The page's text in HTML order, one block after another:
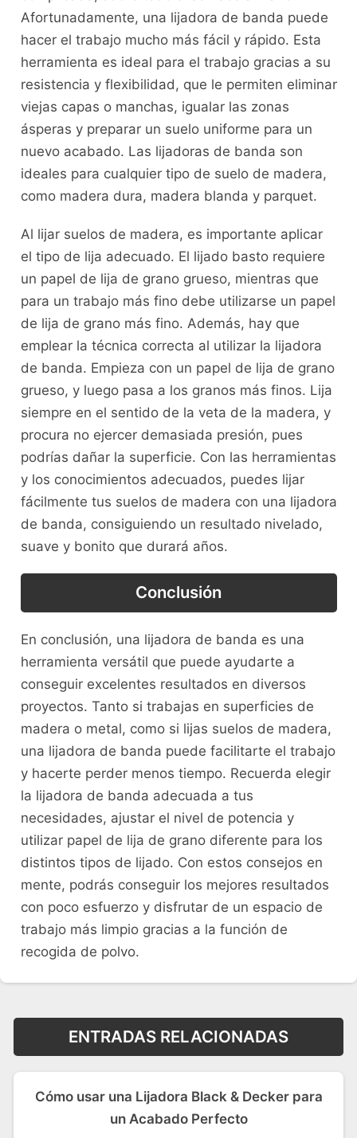
Afortunadamente, una lijadora de banda puede
hacer el trabajo mucho más fácil y rápido. Esta
herramienta es ideal para el trabajo gracias a su
resistencia y flexibilidad, que le permiten eliminar
viejas capas o manchas, igualar las zonas
ásperas y preparar un suelo uniforme para un
nuevo acabado. Las lijadoras de banda son
ideales para cualquier tipo de suelo de madera,
como madera dura, madera blanda y parquet.
Al lijar suelos de madera, es importante aplicar
el tipo de lija adecuado. El lijado basto requiere
un papel de lija de grano grueso, mientras que
para un trabajo más fino debe utilizarse un papel
de lija de grano más fino. Además, hay que
emplear la técnica correcta al utilizar la lijadora
de banda. Empieza con un papel de lija de grano
grueso, y luego pasa a los granos más finos. Lija
siempre en el sentido de la veta de la madera, y
procura no ejercer demasiada presión, pues
podrías dañar la superficie. Con las herramientas
y los conocimientos adecuados, puedes lijar
fácilmente tus suelos de madera con una lijadora
de banda, consiguiendo un resultado nivelado,
suave y bonito que durará años.
Conclusión
En conclusión, una lijadora de banda es una
herramienta versátil que puede ayudarte a
conseguir excelentes resultados en diversos
proyectos. Tanto si trabajas en superficies de
madera o metal, como si lijas suelos de madera,
una lijadora de banda puede facilitarte el trabajo
y hacerte perder menos tiempo. Recuerda elegir
la lijadora de banda adecuada a tus
necesidades, ajustar el nivel de potencia y
utilizar papel de lija de grano diferente para los
distintos tipos de lijado. Con estos consejos en
mente, podrás conseguir los mejores resultados
con poco esfuerzo y disfrutar de un espacio de
trabajo más limpio gracias a la función de
recogida de polvo.
ENTRADAS RELACIONADAS
Cómo usar una Lijadora Black & Decker para
un Acabado Perfecto